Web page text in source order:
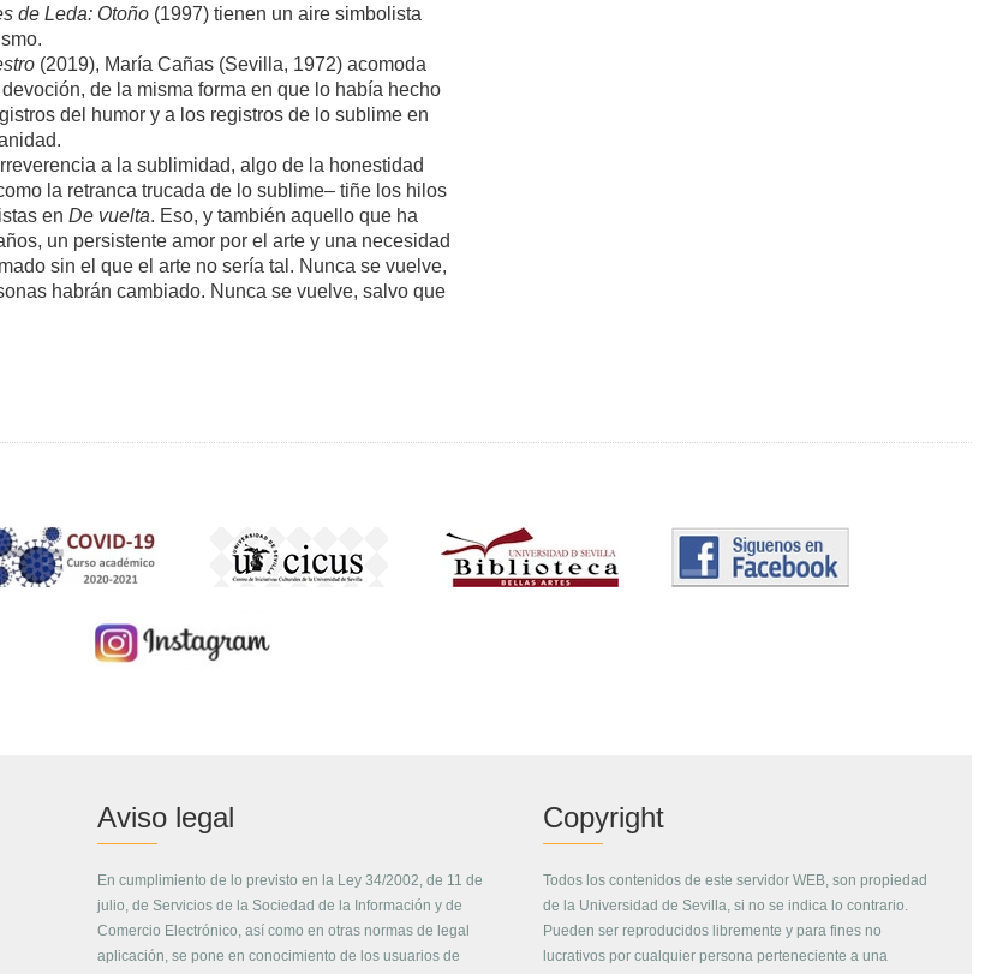
de Leda: Otoño (1997) tienen un aire simbolista
(2019), María Cañas (Sevilla, 1972) acomoda
de la misma forma en que lo había hecho
del humor y a los registros de lo sublime en
a la sublimidad, algo de la honestidad
la retranca trucada de lo sublime– tiñe los hilos
en De vuelta. Eso, y también aquello que ha
un persistente amor por el arte y una necesidad
sin el que el arte no sería tal. Nunca se vuelve,
habrán cambiado. Nunca se vuelve, salvo que
Aviso legal
En cumplimiento de lo previsto en la Ley 34/2002, de 11 de
julio, de Servicios de la Sociedad de la Información y de
Comercio Electrónico, así como en otras normas de legal
aplicación, se pone en conocimiento de los usuarios de
Copyright
Todos los contenidos de este servidor WEB, son propiedad
de la Universidad de Sevilla, si no se indica lo contrario.
Pueden ser reproducidos libremente y para fines no
lucrativos por cualquier persona perteneciente a una